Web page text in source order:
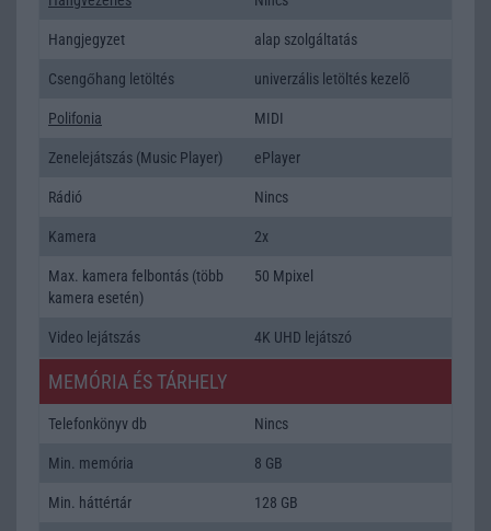
Hangjegyzet alap szolgáltatás
Csengőhang letöltés univerzális letöltés kezelõ
Polifonia MIDI
Zenelejátszás (Music Player) ePlayer
Rádió Nincs
Kamera 2x
Max. kamera felbontás (több
kamera esetén)
50 Mpixel
Video lejátszás 4K UHD lejátszó
MEMÓRIA ÉS TÁRHELY
Telefonkönyv db Nincs
Min. memória 8 GB
Min. háttértár 128 GB